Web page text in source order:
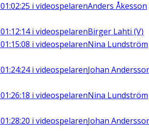
01:02:25 i videospelarenAnders Åkesson
01:12:14i videospelarenBirger Lahti (V)
01:15:08 i videospelarenNina Lundström
01:24:24i videospelarenJohan
01:26:18 i videospelarenNina Lundström
01:28:20 i videospelarenJohan